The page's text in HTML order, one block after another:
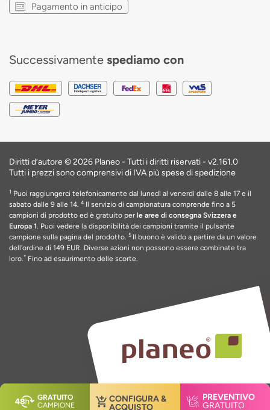
GRATUITO
CAMPIONE
CONFIGURA &
ACQUISTO
PREVENTIVO
GRATUITO
Pagamento in anticipo
Successivamente spediamo con
Diritti d’autore © 2026 Planeo - Tutti i diritti riservati - v2.161.0
Tutti i prezzi sono comprensivi di IVA più spese di spedizione
1 Puoi raggiungerci telefonicamente dal lunedì al venerdì dalle 8 alle 17 e il
sabato dalle 9 alle 14. 4 Il servizio di campionatura comprende fino a 5
campioni di prodotto ed è gratuito per le aree di consegna Svizzera e
Europa 1. Puoi vedere la disponibilità dei campioni tramite il pulsante
campione sulla pagina del prodotto. 5 Il buono è valido a partire da un valore
dell'ordine di 149 EUR. Diverse azioni non possono essere combinate tra
loro.* Fino ad esaurimento delle scorte.